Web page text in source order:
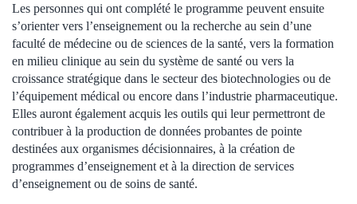
Les personnes qui ont complété le programme peuvent ensuite
s’orienter vers l’enseignement ou la recherche au sein d’une
faculté de médecine ou de sciences de la santé, vers la formation
en milieu clinique au sein du système de santé ou vers la
croissance stratégique dans le secteur des biotechnologies ou de
l’équipement médical ou encore dans l’industrie pharmaceutique.
Elles auront également acquis les outils qui leur permettront de
contribuer à la production de données probantes de pointe
destinées aux organismes décisionnaires, à la création de
programmes d’enseignement et à la direction de services
d’enseignement ou de soins de santé.